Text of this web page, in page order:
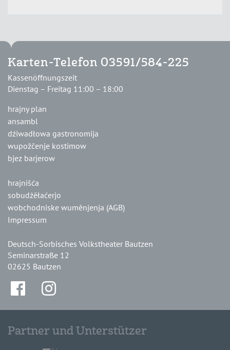
Karten-Telefon 03591/584-225
Kassenöffnungszeit
Dienstag – Freitag 11:00 – 18:00
hrajny plan
ansambl
dźiwadłowa gastronomija
wupožčenje kostimow
bjez barjerow
hrajnišća
sobudźěłaćerjo
wobchodniske wuměnjenja (AGB)
Impressum
Deutsch-Sorbisches Volkstheater Bautzen
Seminarstraße 12
02625 Bautzen
Partner und Unterstützer